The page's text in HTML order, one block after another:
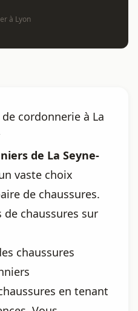
à Lyon
cordonnerie à La
de La Seyne-
vaste choix
de chaussures.
chaussures sur
chaussures
en tenant